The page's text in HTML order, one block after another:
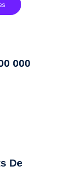
000
De